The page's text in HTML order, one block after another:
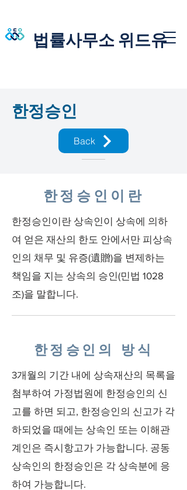
법률사무소 위드유
한정승인
Back
한정승인이란
한정승인이란 상속인이 상속에 의하
여 얻은 재산의 한도 안에서만 피상속
인의 채무 및 유증(遺贈)을 변제하는
책임을 지는 상속의 승인(민법 1028
조)을 말합니다.
한정승인의 방식
3개월의 기간 내에 상속재산의 목록을
첨부하여 가정법원에 한정승인의 신
고를 하면 되고, 한정승인의 신고가 각
하되었을 때에는 상속인 또는 이해관
계인은 즉시항고가 가능합니다. 공동
상속인의 한정승인은 각 상속분에 응
하여 가능합니다.